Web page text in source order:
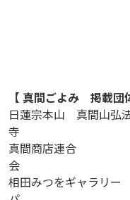
【 真間ごよみ 掲載団
日蓮宗本山 真間山弘
真間商店連合
相田みつをギャラリ